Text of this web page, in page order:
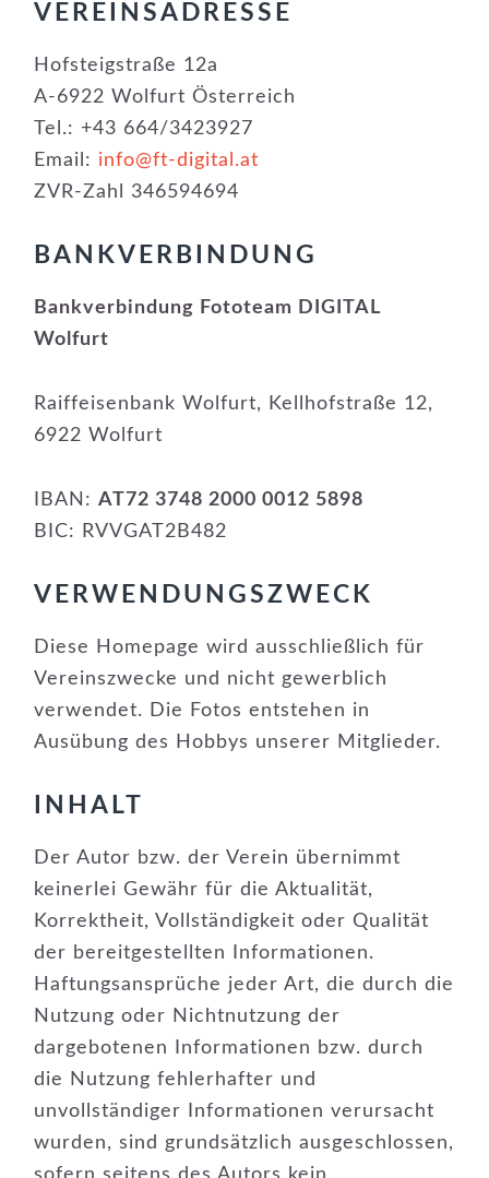
VEREINSADRESSE
Hofsteigstraße 12a
A-6922 Wolfurt Österreich
Tel.: +43 664/3423927
Email: info@ft-digital.at
ZVR-Zahl 346594694
BANKVERBINDUNG
Bankverbindung Fototeam DIGITAL
Wolfurt
Raiffeisenbank Wolfurt, Kellhofstraße 12,
6922 Wolfurt
IBAN:AT72 3748 2000 0012 5898
BIC: RVVGAT2B482
VERWENDUNGSZWECK
Diese Homepage wird ausschließlich für
Vereinszwecke und nicht gewerblich
verwendet. Die Fotos entstehen in
Ausübung des Hobbys unserer Mitglieder.
INHALT
Der Autor bzw. der Verein übernimmt
keinerlei Gewähr für die Aktualität,
Korrektheit, Vollständigkeit oder Qualität
der bereitgestellten Informationen.
Haftungsansprüche jeder Art, die durch die
Nutzung oder Nichtnutzung der
dargebotenen Informationen bzw. durch
die Nutzung fehlerhafter und
unvollständiger Informationen verursacht
wurden, sind grundsätzlich ausgeschlossen,